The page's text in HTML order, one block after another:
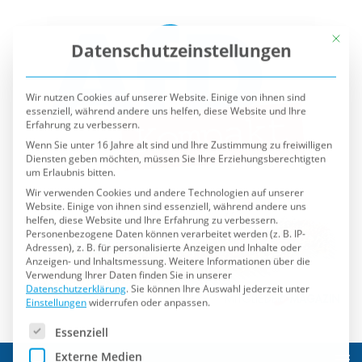
Datenschutzeinstellungen
essenziell, während andere uns helfen, diese Website und Ihre
Erfahrung zu verbessern.
Wenn Sie unter 16 Jahre alt sind und Ihre Zustimmung zu freiwilligen
Diensten geben möchten, müssen Sie Ihre Erziehungsberechtigten
um Erlaubnis bitten.
Wir verwenden Cookies und andere Technologien auf unserer
Website. Einige von ihnen sind essenziell, während andere uns
helfen, diese Website und Ihre Erfahrung zu verbessern.
Personenbezogene Daten können verarbeitet werden (z. B. IP-
Adressen), z. B. für personalisierte Anzeigen und Inhalte oder
Anzeigen- und Inhaltsmessung.Weitere Informationen über die
Verwendung Ihrer Daten finden Sie in unserer
Datenschutzerklärung. Sie können Ihre Auswahl jederzeit unter
Einstellungenwiderrufen oder anpassen.